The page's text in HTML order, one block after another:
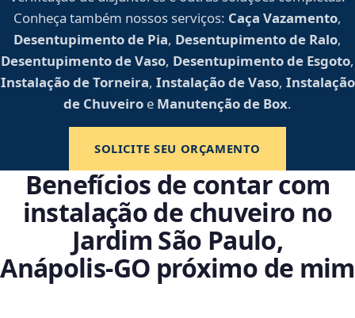
Conheça também nossos serviços: Caça Vazamento,
Desentupimento de Pia, Desentupimento de Ralo,
Desentupimento de Vaso, Desentupimento de Esgoto,
Instalação de Torneira, Instalação de Vaso, Instalação
de Chuveiro e Manutenção de Box.
SOLICITE SEU ORÇAMENTO
Benefícios de contar com
instalação de chuveiro no
Jardim São Paulo,
Anápolis‑GO próximo de mim